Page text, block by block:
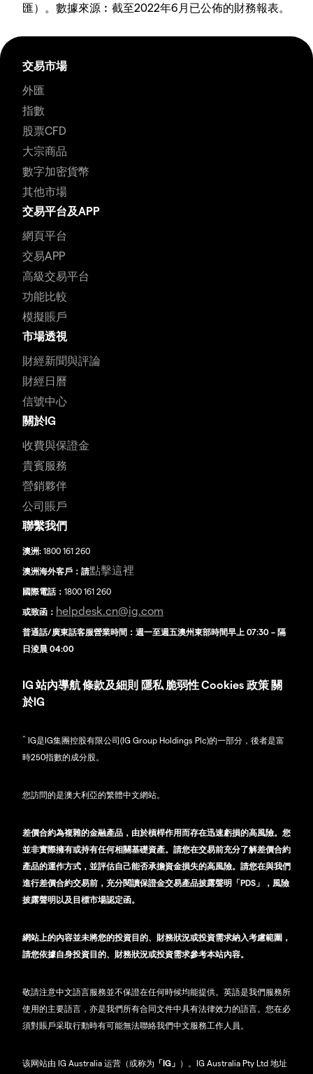
匯）。數據來源︰截至2022年6月已公佈的財務報表。
交易市場
外匯
指數
股票CFD
大宗商品
數字加密貨幣
其他市場
交易平台及APP
網頁平台
交易APP
高級交易平台
功能比較
模擬賬戶
市場透視
財經新聞與評論
財經日曆
信號中心
關於IG
收費與保證金
貴賓服務
營銷夥伴
公司賬戶
聯繫我們
澳洲: 1800 161 260
澳洲海外客戶：請點擊這裡
國際電話： 1800 161 260
或致函： helpdesk.cn@ig.com
普通話/廣東話客服營業時間：週一至週五澳州東部時間早上 07:30 – 隔
日淩晨 04:00
IG 站內導航條款及細則 隱私 脆弱性Cookies 政策 關
於IG
^ IG是IG集團控股有限公司(IG Group Holdings Plc)的一部分，後者是富
時250指數的成分股。
您訪問的是澳大利亞的繁體中文網站。
差價合約為複雜的金融產品，由於槓桿作用而存在迅速虧損的高風險。您
並非實際擁有或持有任何相關基礎資產。請您在交易前充分了解差價合約
產品的運作方式，並評估自己能否承擔資金損失的高風險。請您在與我們
進行差價合約交易前，充分閱讀保證金交易產品披露聲明「PDS」，風險
披露聲明以及目標市場認定函。
網站上的內容並未將您的投資目的、財務狀況或投資需求納入考慮範圍，
請您依據自身投資目的、財務狀況或投資需求參考本站內容。
敬請注意中文語言服務並不保證在任何時候均能提供。英語是我們服務所
使用的主要語言，亦是我們所有合同文件中具有法律效力的語言。您在必
須對賬戶采取行動時有可能無法聯絡我們中文服務工作人員。
该网站由 IG Australia 运营（或称为 「IG」 ）。IG Australia Pty Ltd 地址